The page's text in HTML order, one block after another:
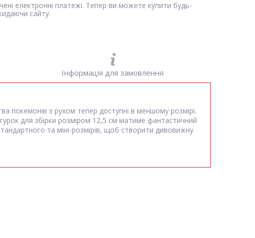
електронні платежі. Тепер ви можете купити будь-
сайту.
Інформація для замовлення
покемонів з рухом тепер доступні в меншому розмірі.
для збірки розміром 12,5 см матиме фантастичний
та міні-розмірів, щоб створити дивовижну